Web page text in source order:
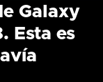
Galaxy
Esta es